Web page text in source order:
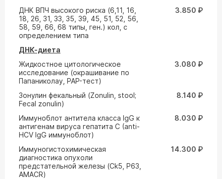
ДНК ВПЧ высокого риска (6,11, 16,
18, 26, 31, 33, 35, 39, 45, 51, 52, 56,
58, 59, 66, 68 типы, ген.) кол, с
определением типа
3.850 ₽
ДНК-диета
Жидкостное цитологическое
исследование (окрашивание по
Папаниколау, PAP-тест)
3.080 ₽
Зонулин фекальный (Zonulin, stool;
Fecal zonulin)
8.140 ₽
Иммуноблот антитела класса IgG к
антигенам вируса гепатита С (anti-
HCV IgG иммуноблот)
8.030 ₽
Иммуногистохимическая
диагностика опухоли
предстательной железы (Ck5, P63,
AMACR)
14.300 ₽